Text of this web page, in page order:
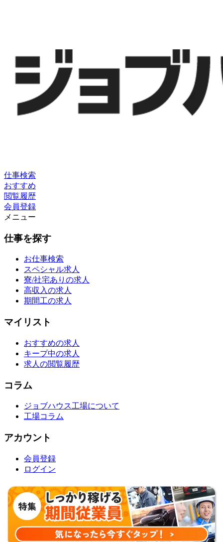
仕事検索
おすすめ
閲覧履歴
会員登録
メニュー
仕事を探す
お仕事検索
スペシャル求人
寮/社宅ありの求人
高収入の求人
期間工の求人
マイリスト
おすすめの求人
キープ中の求人
求人の閲覧履歴
コラム
ジョブハウス工場について
工場コラム
アカウント
会員登録
ログイン